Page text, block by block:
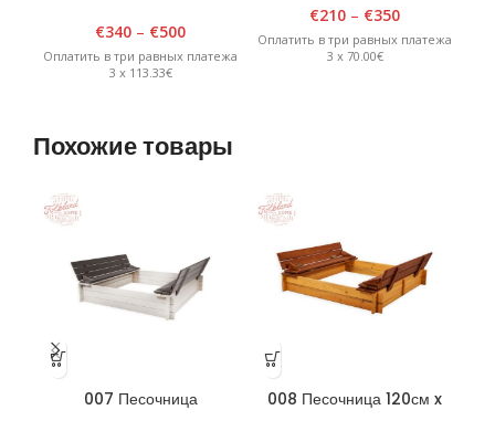
Белая
€340 – €500
Оплатить в три равных платежа
3 x 113.33€
белая
€210 – €350
Оплатить в три равных платежа
3 x 70.00€
Похожие товары
007 Песочница
008 Песочница 120см x